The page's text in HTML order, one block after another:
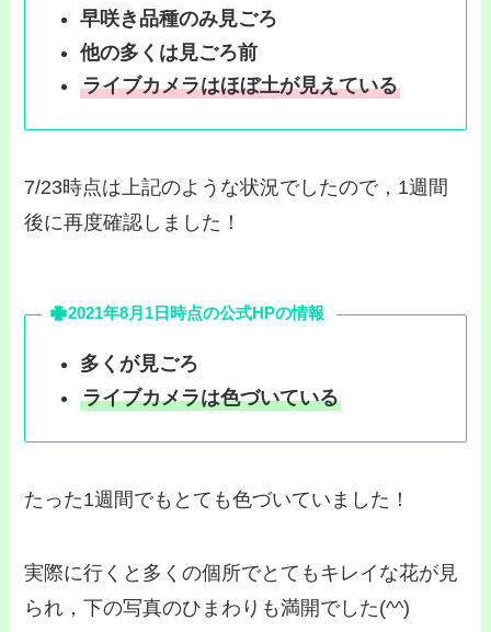
早咲き品種のみ見ごろ
他の多くは見ごろ前
ライブカメラはほぼ土が見えている
7/23時点は上記のような状況でしたので，1週間
後に再度確認しました！
2021年8月1日時点の公式HPの情報
多くが見ごろ
ライブカメラは色づいている
たった1週間でもとても色づいていました！
実際に行くと多くの個所でとてもキレイな花が見
られ，下の写真のひまわりも満開でした(^^)